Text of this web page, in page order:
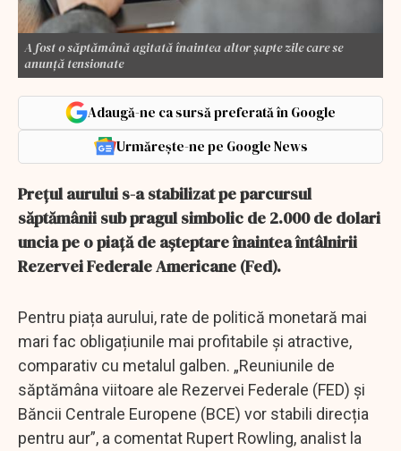
A fost o săptămână agitată înaintea altor șapte zile care se
anunță tensionate
Adaugă-ne ca sursă preferată în Google
Urmărește-ne pe Google News
Prețul aurului s-a stabilizat pe parcursul
săptămânii sub pragul simbolic de 2.000 de dolari
uncia pe o piață de așteptare înaintea întâlnirii
Rezervei Federale Americane (Fed).
Pentru piața aurului, rate de politică monetară mai
mari fac obligațiunile mai profitabile și atractive,
comparativ cu metalul galben. „Reuniunile de
săptămâna viitoare ale Rezervei Federale (FED) și
Băncii Centrale Europene (BCE) vor stabili direcția
pentru aur”, a comentat Rupert Rowling, analist la